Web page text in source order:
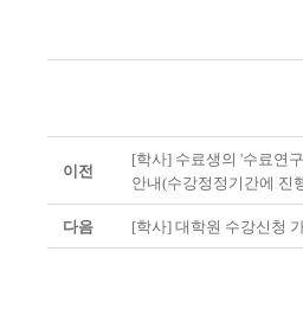
이전
[학사] 수료생의 '수료연
안내(수강정정기간에 진
다음 [학사] 대학원 수강신청